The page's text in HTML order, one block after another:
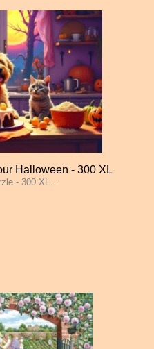
Halloween - 300 XL
- 300 XL…